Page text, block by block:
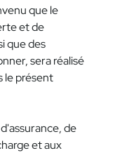
que le
et de
que des
sera réalisé
le présent
de
et aux